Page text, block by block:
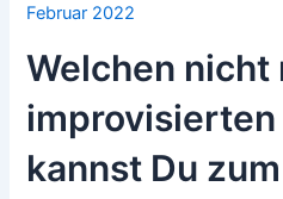
Februar 2022
Welchen
kannst Du